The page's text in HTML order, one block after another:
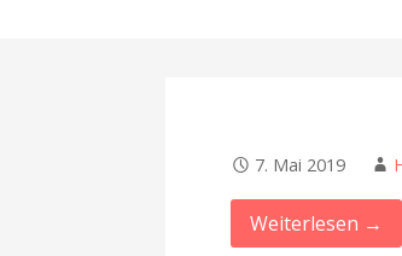
7. Mai 2019
Weiterlesen →